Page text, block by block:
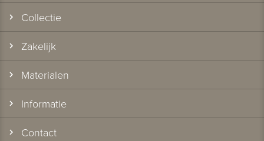
Collectie
Zakelijk
Materialen
Informatie
Contact